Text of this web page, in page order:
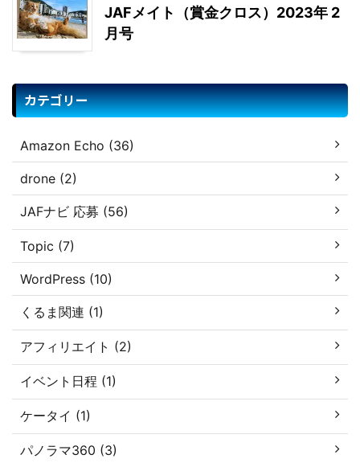
JAFメイト（賞金クロス）2023年 2
月号
カテゴリー
Amazon Echo (36)
drone (2)
JAFナビ 応募 (56)
Topic (7)
WordPress (10)
くるま関連 (1)
アフィリエイト (2)
イベント日程 (1)
ケータイ (1)
パノラマ360 (3)